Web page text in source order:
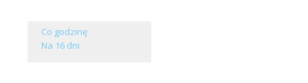
Co godzinę
Na 16 dni